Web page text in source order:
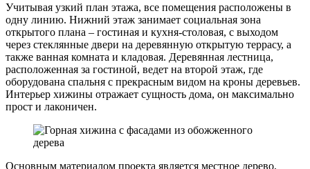
Учитывая узкий план этажа, все помещения расположены в
одну линию. Нижний этаж занимает социальная зона
открытого плана – гостиная и кухня-столовая, с выходом
через стеклянные двери на деревянную открытую террасу, а
также ванная комната и кладовая. Деревянная лестница,
расположенная за гостиной, ведет на второй этаж, где
оборудована спальня с прекрасным видом на кроны деревьев.
Интерьер хижины отражает сущность дома, он максимально
прост и лаконичен.
Основным материалом проекта является местное дерево,